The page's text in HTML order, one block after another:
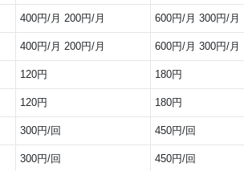
400円/月 200円/月 600円/月 300円/月
400円/月 200円/月 600円/月 300円/月
120円 180円
120円 180円
300円/回 450円/回
300円/回 450円/回